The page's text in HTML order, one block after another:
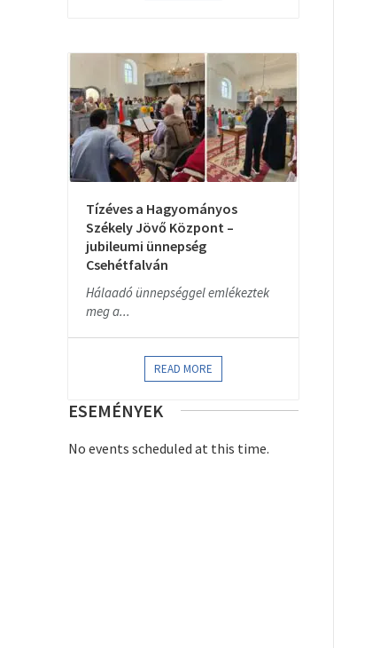
Tízéves a Hagyományos
Székely Jövő Központ –
jubileumi ünnepség
Csehétfalván
Hálaadó ünnepséggel emlékeztek
meg a...
READ MORE
ESEMÉNYEK
No events scheduled at this time.